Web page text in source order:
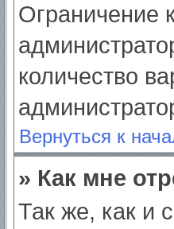
Ограничение
количество
Вернуться к
» Как мне
Так же, как и